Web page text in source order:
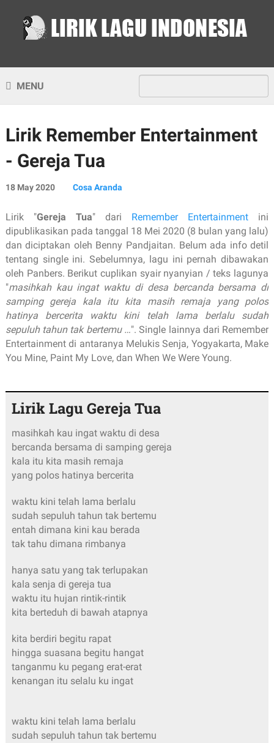
MENU
Lirik Remember Entertainment
- Gereja Tua
18 May 2020 Cosa Aranda
Lirik "Gereja Tua" dari Remember Entertainment ini
dipublikasikan pada tanggal 18 Mei 2020 (8 bulan yang lalu)
dan diciptakan oleh Benny Pandjaitan. Belum ada info detil
tentang single ini. Sebelumnya, lagu ini pernah dibawakan
oleh Panbers. Berikut cuplikan syair nyanyian / teks lagunya
"masihkah kau ingat waktu di desa bercanda bersama di
samping gereja kala itu kita masih remaja yang polos
hatinya bercerita waktu kini telah lama berlalu sudah
sepuluh tahun tak bertemu …". Single lainnya dari Remember
Entertainment di antaranya Melukis Senja, Yogyakarta, Make
You Mine, Paint My Love, dan When We Were Young.
Lirik Lagu Gereja Tua
masihkah kau ingat waktu di desa
bercanda bersama di samping gereja
kala itu kita masih remaja
yang polos hatinya bercerita
waktu kini telah lama berlalu
sudah sepuluh tahun tak bertemu
entah dimana kini kau berada
tak tahu dimana rimbanya
hanya satu yang tak terlupakan
kala senja di gereja tua
waktu itu hujan rintik-rintik
kita berteduh di bawah atapnya
kita berdiri begitu rapat
hingga suasana begitu hangat
tanganmu ku pegang erat-erat
kenangan itu selalu ku ingat
waktu kini telah lama berlalu
sudah sepuluh tahun tak bertemu